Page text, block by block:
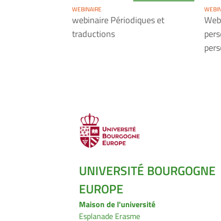
WEBINAIRE
webinaire Périodiques et
traductions
UNIVERSITÉ BOURGOGNE
EUROPE
Maison de l'université
Esplanade Erasme